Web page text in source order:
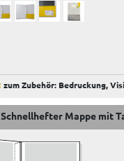
zum Zubehör: Bedruckung,
Mappe mit